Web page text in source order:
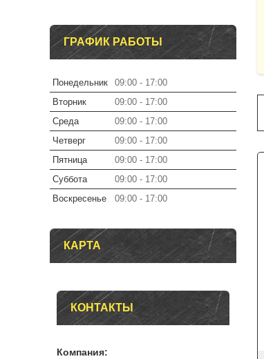
ГРАФИК РАБОТЫ
Понедельник 09:00
17:00
Вторник
09:00
17:00
Среда
09:00
17:00
Четверг
09:00
17:00
Пятница
09:00
17:00
Суббота
09:00
17:00
Воскресенье
09:00 17:00
КАРТА
КОНТАКТЫ